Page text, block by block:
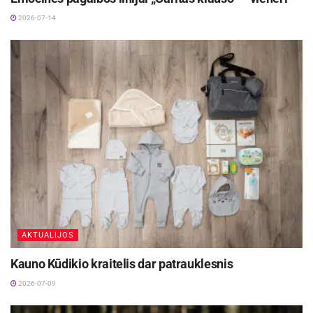
tiekėjų pasiūlymus bei pasinaudoti sezoninėmis
#
3. Medžiagos: kokybė svarbiau
už kiekybę
Medžiagų pasirinkimas turi tiesioginę įtaką ne tik
estetikai, bet ir ilgaamžiškumui. Prekybos tinklo
atstovai pabrėžia, kad pigios medžiagos nors
atrodo patraukliai kainos atžvilgiu, tačiau ilgainiui
gali pareikalauti papildomų investicijų dėl
nusidėvėjimo ar sudėtingos priežiūros.
Todėl geriau rinktis medžiagas, kurios atitinka
gyvenimo būdą. Pavyzdžiui, jei turite vaikų ar
2026-07-14
AKTUALIJOS
Kauno Kūdikio kraitelis dar patrauklesnis
2026-07-09